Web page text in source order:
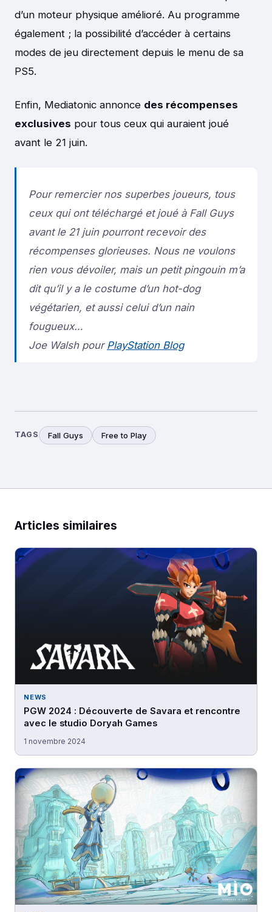
d’un moteur physique amélioré. Au programme
également ; la possibilité d’accéder à certains
modes de jeu directement depuis le menu de sa
PS5.
Enfin, Mediatonic annonce des récompenses
exclusives pour tous ceux qui auraient joué
avant le 21 juin.
Pour remercier nos superbes joueurs, tous
ceux qui ont téléchargé et joué à Fall Guys
avant le 21 juin pourront recevoir des
récompenses glorieuses. Nous ne voulons
rien vous dévoiler, mais un petit pingouin m’a
dit qu’il y a le costume d’un hot-dog
végétarien, etaussi celui d’un nain
fougueux…
Joe Walsh pour PlayStation Blog
TAGS Fall Guys Free to Play
Articles similaires
NEWS
PGW 2024 : Découverte de Savara et rencontre
avec le studio Doryah Games
1 novembre 2024